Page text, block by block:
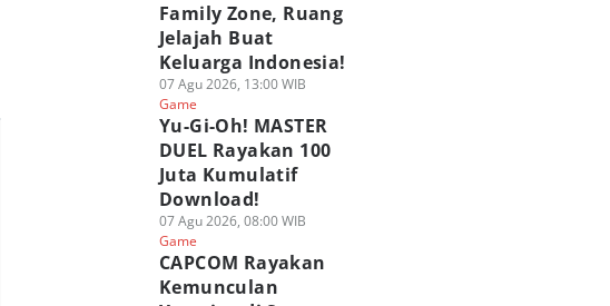
Family Zone, Ruang
Jelajah Buat
Keluarga Indonesia!
07 Agu 2026, 13:00 WIB
Game
Yu-Gi-Oh! MASTER
DUEL Rayakan 100
Juta Kumulatif
Download!
07 Agu 2026, 08:00 WIB
Game
CAPCOM Rayakan
Kemunculan